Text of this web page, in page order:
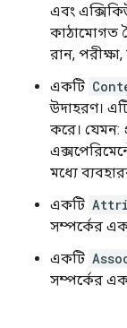
এবং
কাঠামোগত
রান,
একটি
উদাহরণ।
করে। যেমন:
মধ্যে
একটি
সম্পর্কের
একটি
সম্পর্কের